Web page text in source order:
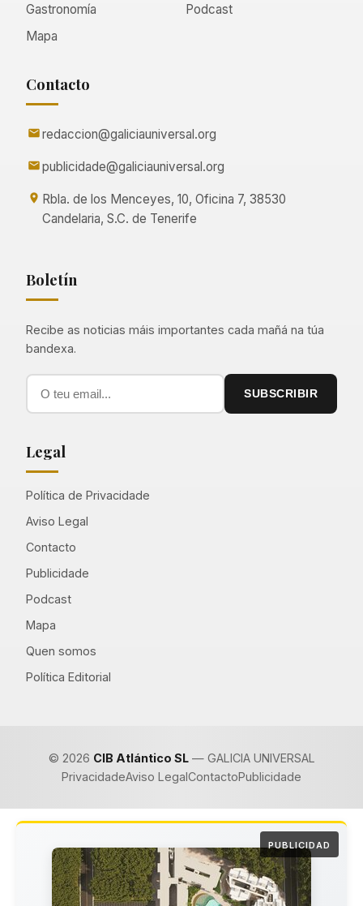
Gastronomía
Podcast
Mapa
Contacto
redaccion@galiciauniversal.org
publicidade@galiciauniversal.org
Rbla. de los Menceyes, 10, Oficina 7, 38530
Candelaria, S.C. de Tenerife
Boletín
Recibe as noticias máis importantes cada mañá na túa
bandexa.
SUBSCRIBIR
Legal
Política de Privacidade
Aviso Legal
Contacto
Publicidade
Podcast
Mapa
Quen somos
Política Editorial
© 2026 CIB Atlántico SL— GALICIA UNIVERSAL
PrivacidadeAviso LegalContactoPublicidade
PUBLICIDAD